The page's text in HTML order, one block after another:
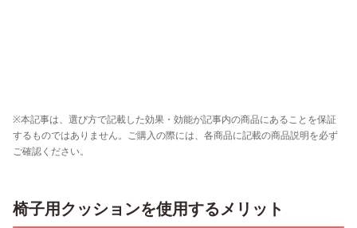
※本記事は、選び方で記載した効果・効能が記事内の商品にあることを保証
するものではありません。ご購入の際には、各商品に記載の商品説明を必ず
ご確認ください。
椅子用クッションを使用するメリット